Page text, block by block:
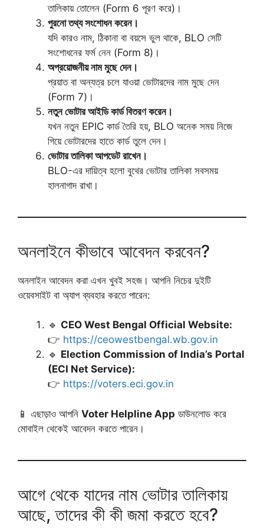
তালিকায় তোলেন (Form 6 পূরণ করে)।
পুরনো তথ্য সংশোধন করেন।
যদি কারও নাম, ঠিকানা বা বয়সে ভুল থাকে, BLO সেটি
সংশোধনের ফর্ম নেন (Form 8)।
অপ্রয়োজনীয় নাম মুছে দেন।
প্রয়াত বা অন্যত্র চলে যাওয়া ভোটারদের নাম মুছে দেন
(Form 7)।
নতুন ভোটার আইডি কার্ড বিতরণ করেন।
যখন নতুন EPIC কার্ড তৈরি হয়, BLO অনেক সময় নিজে
গিয়ে ভোটারদের হাতে কার্ড তুলে দেন।
ভোটার তালিকা আপডেট রাখেন।
BLO-এর দায়িত্ব হলো বুথের ভোটার তালিকা সবসময়
হালনাগাদ রাখা।
অনলাইনে কীভাবে আবেদন করবেন?
অনলাইন আবেদন করা এখন খুবই সহজ। আপনি নিচের দুইটি
ওয়েবসাইট বা অ্যাপ ব্যবহার করতে পারেন:
🔹 CEO West Bengal Official Website:
👉 https://ceowestbengal.wb.gov.in
🔹 Election Commission of India’s Portal
(ECI Net Service):
👉 https://voters.eci.gov.in
📱 এছাড়াও আপনি Voter Helpline App ডাউনলোড করে
মোবাইল থেকেই আবেদন করতে পারেন।
আগে থেকে যাদের নাম ভোটার তালিকায়
আছে, তাদের কী কী জমা করতে হবে?